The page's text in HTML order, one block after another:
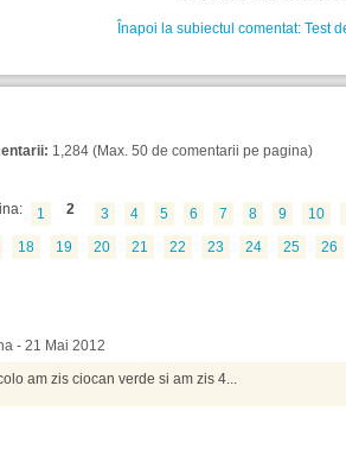
Înapoi la subiectul comentat: Test
1,284 (Max. 50 de comentarii pe pagina)
1 2 3 4 5 6 7 8 9
10
18 19 20 21 22 23 24 25 26
- 21 Mai 2012
am zis ciocan verde si am zis 4...